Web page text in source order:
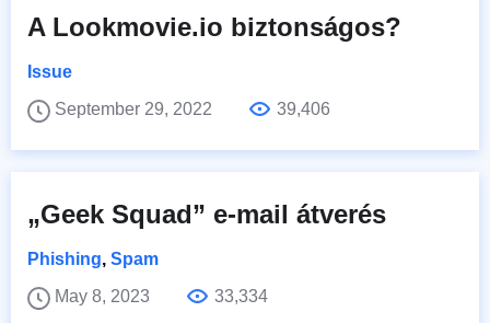
A Lookmovie.io biztonságos?
Issue
September 29, 2022
39,406
„Geek Squad” e-mail átverés
Phishing, Spam
May 8, 2023
33,334